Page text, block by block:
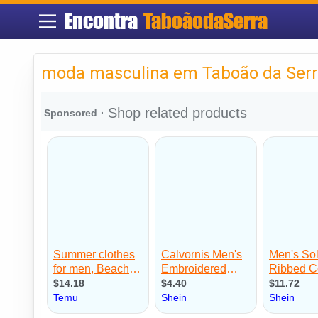
Encontra TaboãodaSerra
moda masculina em Taboão da